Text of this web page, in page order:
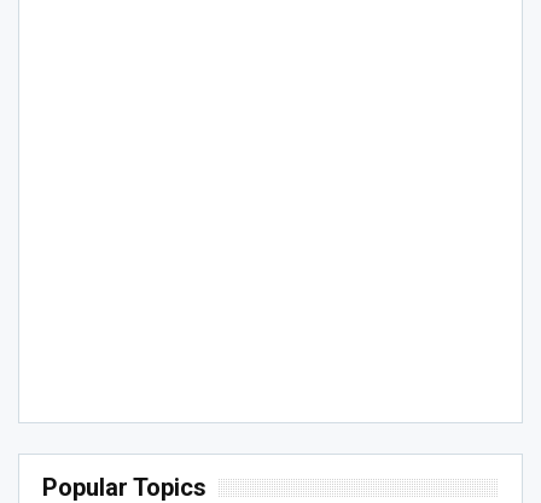
Popular Topics